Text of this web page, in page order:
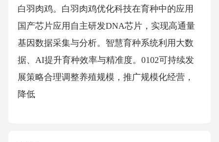
白羽肉鸡。白羽肉鸡优化科技在育种中的应用
国产芯片应用自主研发DNA芯片，实现高通量
基因数据采集与分析。智慧育种系统利用大数
据、AI提升育种效率与精准度。0102可持续发
展策略合理调整养殖规模，推广规模化经营，
降低